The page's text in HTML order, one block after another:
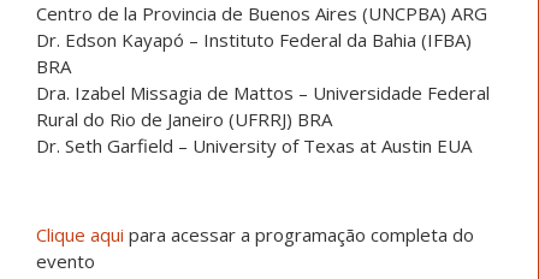
Centro de la Provincia de Buenos Aires (UNCPBA) ARG
Dr. Edson Kayapó – Instituto Federal da Bahia (IFBA)
BRA
Dra. Izabel Missagia de Mattos – Universidade Federal
Rural do Rio de Janeiro (UFRRJ) BRA
Dr. Seth Garfield – University of Texas at Austin EUA
Clique aqui para acessar a programação completa do
evento